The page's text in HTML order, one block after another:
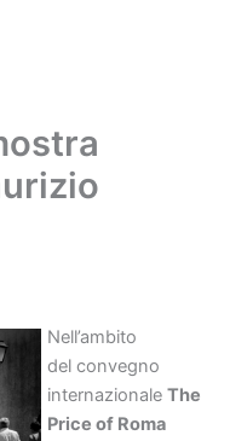
Nell’ambito
del convegno
internazionale The
Price of Roma